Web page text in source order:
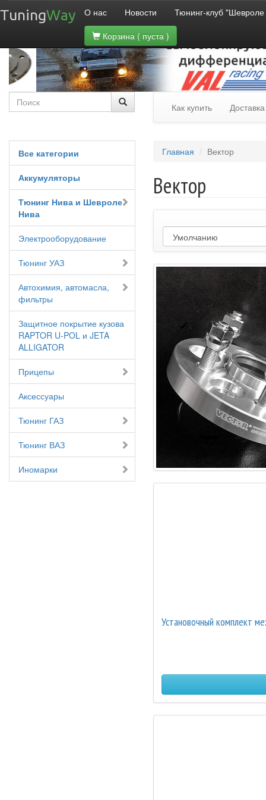
TuningWay О нас Новости
Тюнинг-клуб
Корзина ( пуста )
Как купить Доставка
Все категории
Аккумуляторы
Тюнинг Нива и Шевроле
Нива
Электрооборудование
Тюнинг УАЗ
Автохимия, автомасла,
фильтры
Защитное покрытие кузова
RAPTOR U-POL и JETA
ALLIGATOR
Прицепы
Аксессуары
Тюнинг ГАЗ
Тюнинг ВАЗ
Иномарки
Главная Вектор
Вектор
Установочный комплект